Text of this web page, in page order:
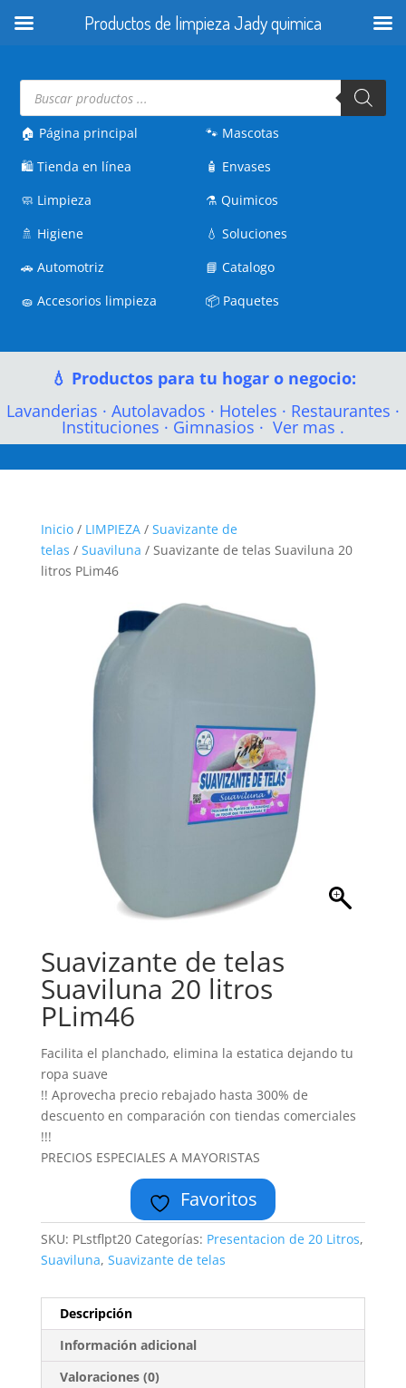
Búsqueda
productos
🏠 Página principal
🛍️Tienda en línea
🧼 Limpieza
🚿 Higiene
🚗Automotriz
🧽Accesorios limpieza
🐾 Mascotas
🧴 Envases
⚗️Quimicos
💧Soluciones
📘Catalogo
📦 Paquetes
💧 Productos para tu hogar o negocio:
Lavanderias · Autolavados · Hoteles · Restaurantes ·
Instituciones · Gimnasios · Ver mas .
Inicio/ LIMPIEZA/ Suavizante de
telas / Suaviluna / Suavizante de telas Suaviluna 20
litros PLim46
Suavizante de telas
Suaviluna 20 litros
PLim46
Facilita el planchado, elimina la estatica dejando tu
ropa suave
!! Aprovecha precio rebajado hasta 300% de
descuento en comparación con tiendas comerciales
!!!
PRECIOS ESPECIALES A MAYORISTAS
Favoritos
SKU: PLstflpt20 Categorías: Presentacion de 20 Litros,
Suaviluna, Suavizante de telas
Descripción
Información adicional
Valoraciones (0)
Productos de limpieza Jady quimica